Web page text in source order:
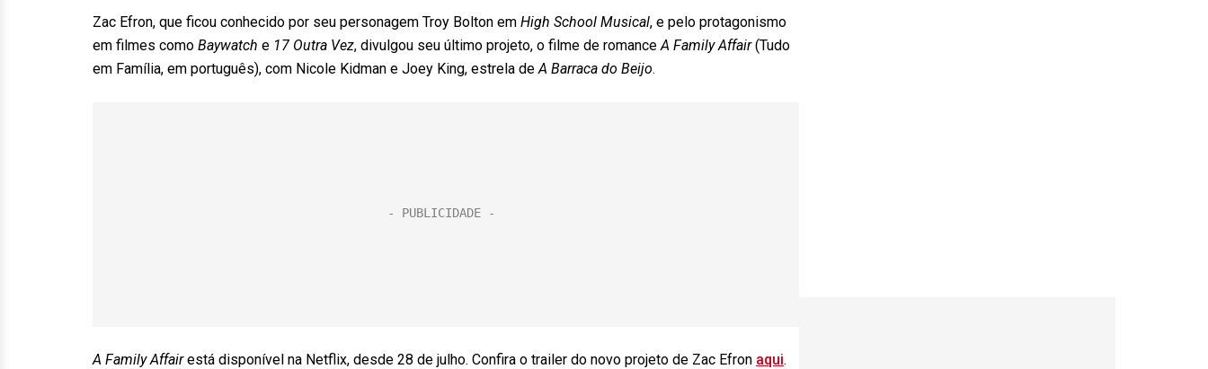
Zac Efron, que ficou conhecido por seu personagem Troy Bolton em High School Musical, e pelo protagonismo
em filmes como Baywatch e 17 Outra Vez, divulgou seu último projeto, o filme de romanceA Family Affair(Tudo
em Família, em português), com Nicole Kidman e Joey King, estrela deA Barraca do Beijo.
A Family Affairestá disponível na Netflix, desde 28 de julho. Confira o trailer do novo projeto de Zac Efron aqui.